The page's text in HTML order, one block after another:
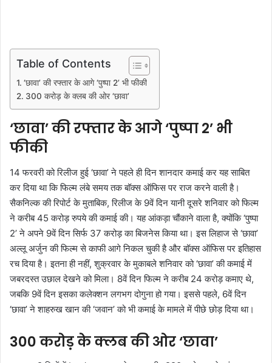
Table of Contents
‘छावा’ की रफ्तार के आगे ‘पुष्पा 2’ भी फीकी
300 करोड़ के क्लब की ओर ‘छावा’
‘छावा’ की रफ्तार के आगे ‘पुष्पा 2’ भी
फीकी
14 फरवरी को रिलीज हुई ‘छावा’ ने पहले ही दिन शानदार कमाई कर यह साबित
कर दिया था कि फिल्म लंबे समय तक बॉक्स ऑफिस पर राज करने वाली है।
सैकनिल्क की रिपोर्ट के मुताबिक, रिलीज के 9वें दिन यानी दूसरे शनिवार को फिल्म
ने करीब 45 करोड़ रुपये की कमाई की। यह आंकड़ा चौंकाने वाला है, क्योंकि ‘पुष्पा
2’ ने अपने 9वें दिन सिर्फ 37 करोड़ का बिजनेस किया था। इस लिहाज से ‘छावा’
अल्लू अर्जुन की फिल्म से काफी आगे निकल चुकी है और बॉक्स ऑफिस पर इतिहास
रच दिया है। इतना ही नहीं, शुक्रवार के मुकाबले शनिवार को ‘छावा’ की कमाई में
जबरदस्त उछाल देखने को मिला। 8वें दिन फिल्म ने करीब 24 करोड़ कमाए थे,
जबकि 9वें दिन इसका कलेक्शन लगभग दोगुना हो गया। इससे पहले, 6वें दिन
‘छावा’ ने शाहरुख खान की ‘जवान’ को भी कमाई के मामले में पीछे छोड़ दिया था।
300 करोड़ के क्लब की ओर ‘छावा’